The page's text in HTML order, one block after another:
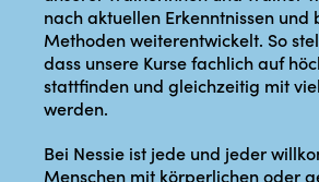
nach aktuellen Erkenntnissen und
Methoden weiterentwickelt. So
dass unsere Kurse fachlich auf
stattfinden und gleichzeitig mit
werden.
Bei Nessie ist jede und jeder
Menschen mit körperlichen oder